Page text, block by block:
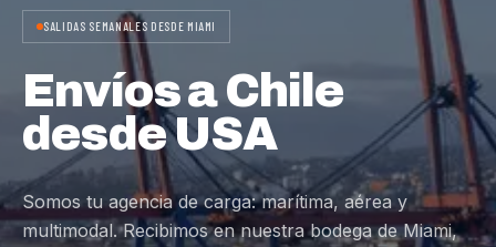
SALIDAS SEMANALES DESDE MIAMI
Envíos a Chile
desde USA
Somos tu agencia de carga: marítima, aérea y
multimodal. Recibimos en nuestra bodega de Miami,